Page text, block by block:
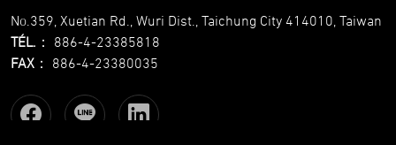
No.359, Xuetian Rd., Wuri Dist., Taichung City 414010, Taiwan
TÉL. ： 886-4-23385818
FAX ： 886-4-23380035